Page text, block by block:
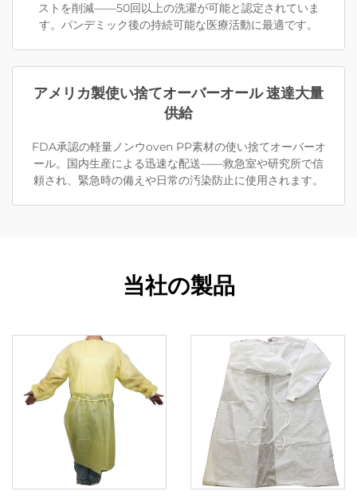
ストを削減——50回以上の洗濯が可能と認定されていま
す。パンデミック後の持続可能な医療活動に最適です。
アメリカ製使い捨てオーバーオール 速達大量
供給
FDA承認の軽量ノンウoven PP素材の使い捨てオーバーオ
ール。国内生産による迅速な配送——救急室や研究所で信
頼され、緊急時の備えや日常の汚染防止に使用されます。
当社の製品